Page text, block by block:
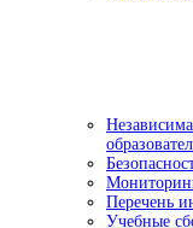
Перечень
Учебные